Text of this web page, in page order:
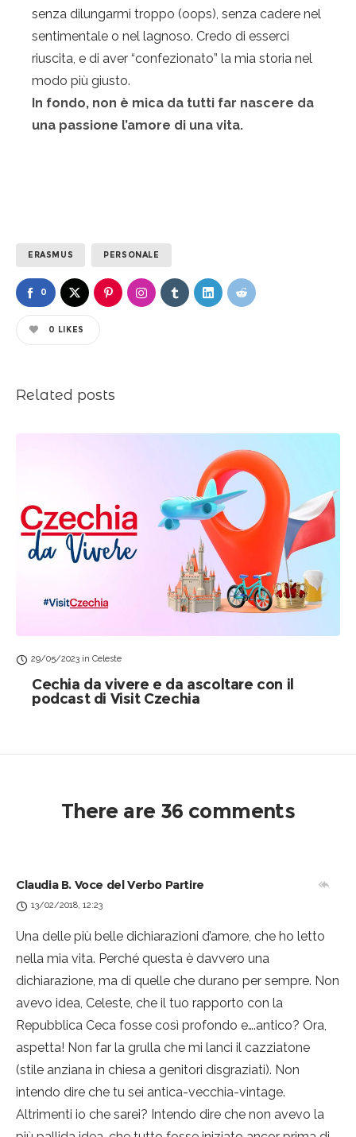
senza dilungarmi troppo (oops), senza cadere nel
sentimentale o nel lagnoso. Credo di esserci
riuscita, e di aver “confezionato” la mia storia nel
modo più giusto.
In fondo, non è mica da tutti far nascere da
una passione l’amore di una vita.
ERASMUS PERSONALE
0
0 LIKES
Related posts
29/05/2023 in Celeste
Cechia da vivere e da ascoltare con il
podcast di Visit Czechia
There are 36 comments
Claudia B. Voce del Verbo Partire
13/02/2018, 12:23
Una delle più belle dichiarazioni d’amore, che ho letto
nella mia vita. Perché questa è davvero una
dichiarazione, ma di quelle che durano per sempre. Non
avevo idea, Celeste, che il tuo rapporto con la
Repubblica Ceca fosse così profondo e….antico? Ora,
aspetta! Non far la grulla che mi lanci il cazziatone
(stile anziana in chiesa a genitori disgraziati). Non
intendo dire che tu sei antica-vecchia-vintage.
Altrimenti io che sarei? Intendo dire che non avevo la